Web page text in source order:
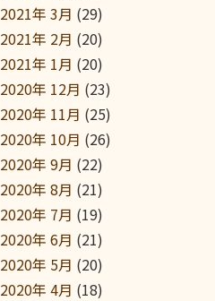
2021年 3月 (29)
2021年 2月 (20)
2021年 1月 (20)
2020年 12月 (23)
2020年 11月 (25)
2020年 10月 (26)
2020年 9月 (22)
2020年 8月 (21)
2020年 7月 (19)
2020年 6月 (21)
2020年 5月 (20)
2020年 4月 (18)